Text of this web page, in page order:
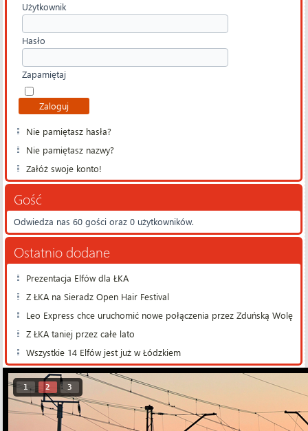
Użytkownik
Hasło
Zapamiętaj
Nie pamiętasz hasła?
Nie pamiętasz nazwy?
Załóż swoje konto!
Gość
Odwiedza nas 60 gości oraz 0 użytkowników.
Ostatnio dodane
Prezentacja Elfów dla ŁKA
Z ŁKA na Sieradz Open Hair Festival
Leo Express chce uruchomić nowe połączenia przez Zduńską Wolę
Z ŁKA taniej przez całe lato
Wszystkie 14 Elfów jest już w Łódzkiem
1 2 3